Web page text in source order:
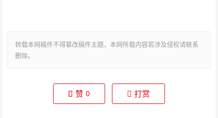
转载本网稿件不得篡改稿件主题，本网所载内容若涉及侵权请联系
删除。
赞 0 打赏